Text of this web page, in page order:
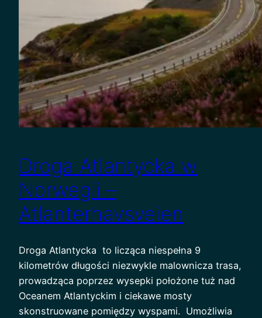
Droga Atlantycka w
Norwegii –
Atlanterhavsveien
Droga Atlantycka to licząca niespełna 9
kilometrów długości niezwykle malownicza trasa,
prowadząca poprzez wysepki położone tuż nad
Oceanem Atlantyckim i ciekawe mosty
skonstruowane pomiędzy wyspami. Umożliwia